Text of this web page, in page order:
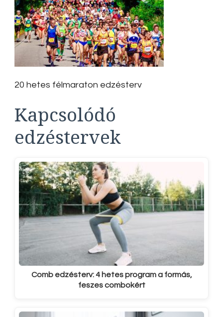
20 hetes félmaraton edzésterv
Kapcsolódó
edzéstervek
Comb edzésterv: 4 hetes program a formás,
feszes combokért